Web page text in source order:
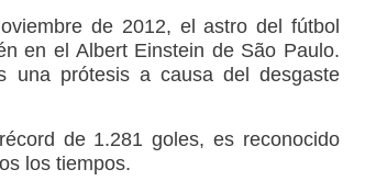
de 2012, el astro del fútbol
en el Albert Einstein de São Paulo.
una prótesis a causa del desgaste
de 1.281 goles, es reconocido
los tiempos.